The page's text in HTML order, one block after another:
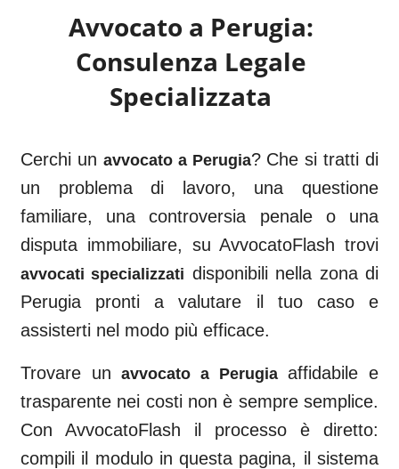
Avvocato a Perugia:
Consulenza Legale
Specializzata
Cerchi un avvocato a Perugia? Che si tratti di
un problema di lavoro, una questione
familiare, una controversia penale o una
disputa immobiliare, su AvvocatoFlash trovi
avvocati specializzati disponibili nella zona di
Perugia pronti a valutare il tuo caso e
assisterti nel modo più efficace.
Trovare unavvocato a Perugia affidabile e
trasparente nei costi non è sempre semplice.
Con AvvocatoFlash il processo è diretto:
compili il modulo in questa pagina, il sistema